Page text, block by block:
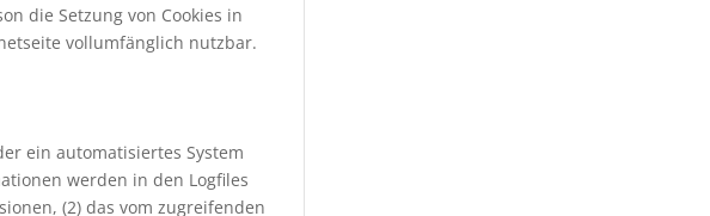
die Setzung von Cookies in
vollumfänglich nutzbar.
ein automatisiertes System
werden in den Logfiles
(2) das vom zugreifenden